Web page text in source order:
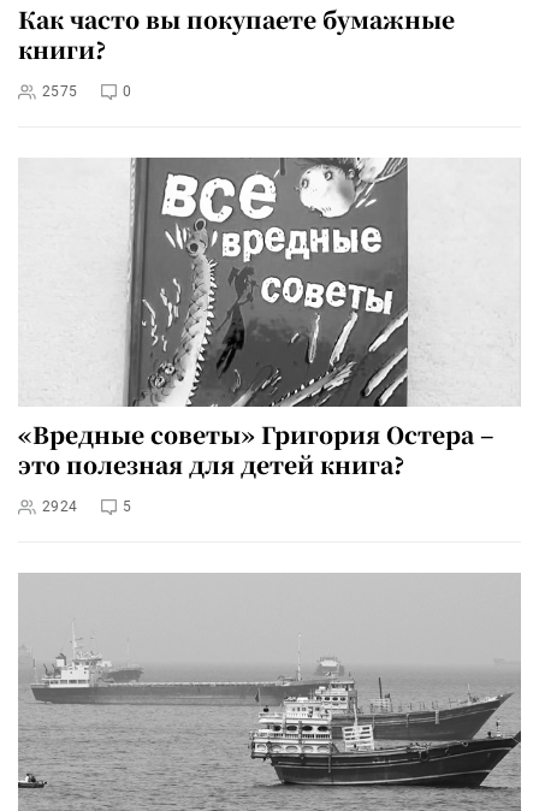
Как часто вы покупаете бумажные
книги?
2575 0
«Вредные советы» Григория Остера –
это полезная для детей книга?
2924 5